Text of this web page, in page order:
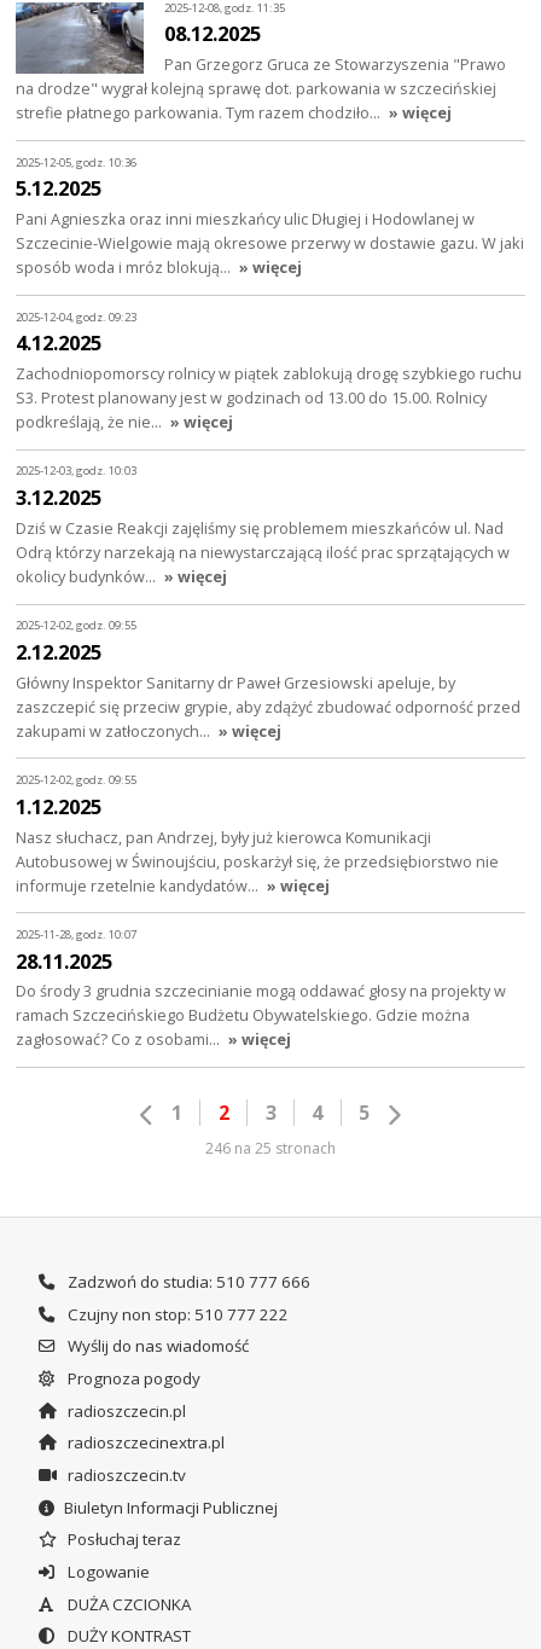
2025-12-08, godz. 11:35
08.12.2025
Pan Grzegorz Gruca ze Stowarzyszenia "Prawo
na drodze" wygrał kolejną sprawę dot. parkowania w szczecińskiej
strefie płatnego parkowania. Tym razem chodziło… » więcej
2025-12-05, godz. 10:36
5.12.2025
Pani Agnieszka oraz inni mieszkańcy ulic Długiej i Hodowlanej w
Szczecinie-Wielgowie mają okresowe przerwy w dostawie gazu. W jaki
sposób woda i mróz blokują… » więcej
2025-12-04, godz. 09:23
4.12.2025
Zachodniopomorscy rolnicy w piątek zablokują drogę szybkiego ruchu
S3. Protest planowany jest w godzinach od 13.00 do 15.00. Rolnicy
podkreślają, że nie… » więcej
2025-12-03, godz. 10:03
3.12.2025
Dziś w Czasie Reakcji zajęliśmy się problemem mieszkańców ul. Nad
Odrą którzy narzekają na niewystarczającą ilość prac sprzątających w
okolicy budynków… » więcej
2025-12-02, godz. 09:55
2.12.2025
Główny Inspektor Sanitarny dr Paweł Grzesiowski apeluje, by
zaszczepić się przeciw grypie, aby zdążyć zbudować odporność przed
zakupami w zatłoczonych… » więcej
2025-12-02, godz. 09:55
1.12.2025
Nasz słuchacz, pan Andrzej, były już kierowca Komunikacji
Autobusowej w Świnoujściu, poskarżył się, że przedsiębiorstwo nie
informuje rzetelnie kandydatów… » więcej
2025-11-28, godz. 10:07
28.11.2025
Do środy 3 grudnia szczecinianie mogą oddawać głosy na projekty w
ramach Szczecińskiego Budżetu Obywatelskiego. Gdzie można
zagłosować? Co z osobami… » więcej
1 2 3 4 5
246 na 25 stronach
Zadzwoń do studia: 510 777 666
Czujny non stop: 510 777 222
Wyślij do nas wiadomość
Prognoza pogody
radioszczecin.pl
radioszczecinextra.pl
radioszczecin.tv
Biuletyn Informacji Publicznej
Posłuchaj teraz
Logowanie
DUŻA CZCIONKA
DUŻY KONTRAST